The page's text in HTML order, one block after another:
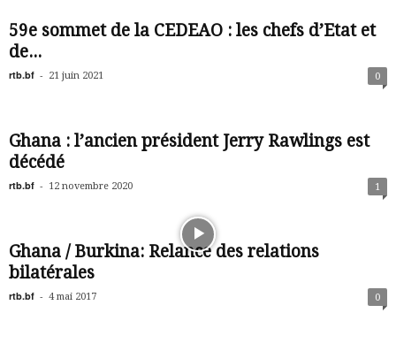
59e sommet de la CEDEAO : les chefs d’Etat et
de...
rtb.bf - 21 juin 2021 0
Ghana : l’ancien président Jerry Rawlings est
décédé
rtb.bf - 12 novembre 2020 1
Ghana / Burkina: Relance des relations
bilatérales
rtb.bf - 4 mai 2017 0